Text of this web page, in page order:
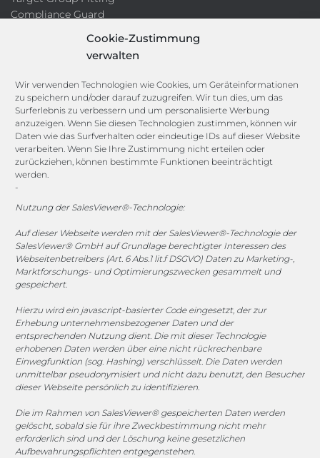
Cookie-Zustimmung
verwalten
Wir verwenden Technologien wie Cookies, um Geräteinformationen
zu speichern und/oder darauf zuzugreifen. Wir tun dies, um das
Surferlebnis zu verbessern und um personalisierte Werbung
anzuzeigen. Wenn Sie diesen Technologien zustimmen, können wir
Daten wie das Surfverhalten oder eindeutige IDs auf dieser Website
verarbeiten. Wenn Sie Ihre Zustimmung nicht erteilen oder
zurückziehen, können bestimmte Funktionen beeinträchtigt
werden.
-
Nutzung der SalesViewer®-Technologie:
Auf dieser Webseite werden mit der SalesViewer®-Technologie der
SalesViewer® GmbH auf Grundlage berechtigter Interessen des
Webseitenbetreibers (Art. 6 Abs.1 lit.f DSGVO) Daten zu Marketing-,
Marktforschungs- und Optimierungszwecken gesammelt und
gespeichert.
Hierzu wird ein javascript-basierter Code eingesetzt, der zur
Erhebung unternehmensbezogener Daten und der
entsprechenden Nutzung dient. Die mit dieser Technologie
erhobenen Daten werden über eine nicht rückrechenbare
Einwegfunktion (sog. Hashing) verschlüsselt. Die Daten werden
unmittelbar pseudonymisiert und nicht dazu benutzt, den Besucher
dieser Webseite persönlich zu identifizieren.
Die im Rahmen von SalesViewer® gespeicherten Daten werden
gelöscht, sobald sie für ihre Zweckbestimmung nicht mehr
erforderlich sind und der Löschung keine gesetzlichen
Aufbewahrungspflichten entgegenstehen.
Compliance Guard
Channels
vertrieb@megasoft.de
+49 2173 265 06 0
Mo. - Do. 08:00 - 17:00 Uhr
Fr. 08:00 - 15:00 Uhr
Sponsoring
1. FC Monheim
COOKIE-RICHTLINIE (EU)
© 2025 MEGASOFT® IT GmbH & Co. KG |
MEGASOFT® IT übernimmt keinerlei Gewähr für die
Aktualität, Richtigkeit und Vollständigkeit der